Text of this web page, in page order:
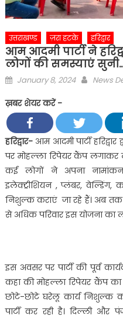
उत्तराखण्ड ज़रा हटके हरिद्वार
आम आदमी पार्टी ने
लोगों की समस्याएं
Posted
January 8, 2024 Author
News
ख़बर शेयर करें -
हरिद्वार-आम आदमी पार्टी
पर मोहल्ला रिपेयर कैंप लगाकर
कई लोगों ने अपना
इलेक्ट्रीशियन , प्लंबर, वेल्डिंग,
निशुल्क कराएं जा रहे हैं। अब तक
से अधिक परिवार इस योजना का
इस अवसर पर पार्टी की पूर्व
कहा की मोहल्ला रिपेयर कैंप का
छोटे-छोटे घरेलू कार्य निशुल्क
पार्टी कर रही है। दिल्ली